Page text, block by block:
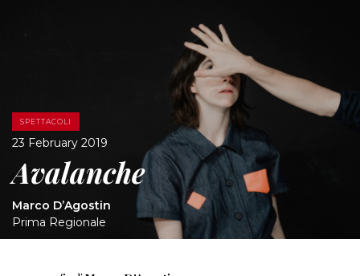
SPETTACOLI
23 February 2019
Avalanche
Marco D’Agostin
Prima Regionale